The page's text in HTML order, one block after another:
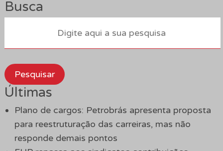
Busca
Pesquisar
Últimas
Plano de cargos: Petrobrás apresenta proposta
para reestruturação das carreiras, mas não
responde demais pontos